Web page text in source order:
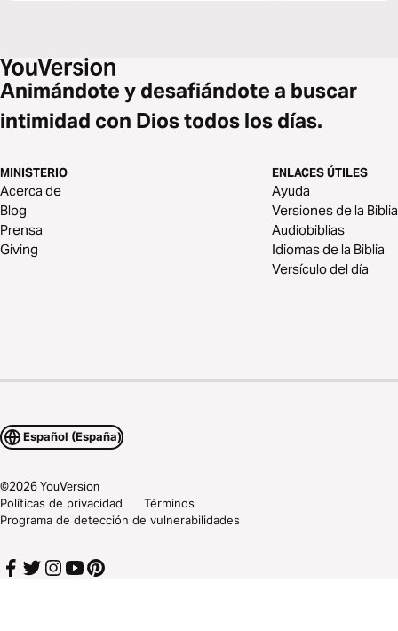
Animándote y desafiándote a buscar
intimidad con Dios todos los días.
MINISTERIO
Acerca de
Blog
Prensa
Giving
ENLACES ÚTILES
Ayuda
Versiones de la Biblia
Audiobiblias
Idiomas de la Biblia
Versículo del día
Español (España)
©2026YouVersion
Políticas de privacidad
Términos
Programa de detección de vulnerabilidades